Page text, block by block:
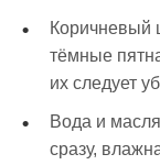
Коричневый
тёмные
их следует
Вода и
сразу,